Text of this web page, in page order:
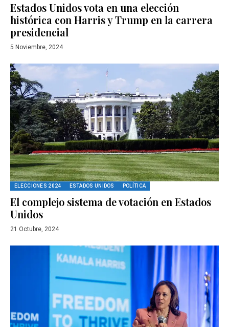
Estados Unidos vota en una elección
histórica con Harris y Trump en la carrera
presidencial
5 Noviembre, 2024
ELECCIONES 2024 ESTADOS UNIDOS POLÍTICA
El complejo sistema de votación en Estados
Unidos
21 Octubre, 2024